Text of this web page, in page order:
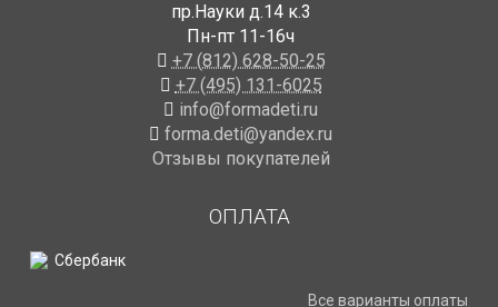
пр.Науки д.14 к.3
Пн-пт 11-16ч
+7 (812) 628-50-25
+7 (495) 131-6025
info@formadeti.ru
forma.deti@yandex.ru
Отзывы покупателей
ОПЛАТА
Все варианты оплаты